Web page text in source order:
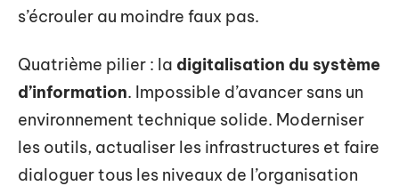
s’écrouler au moindre faux pas.
Quatrième pilier : la digitalisation du système
d’information. Impossible d’avancer sans un
environnement technique solide. Moderniser
les outils, actualiser les infrastructures et faire
dialoguer tous les niveaux de l’organisation